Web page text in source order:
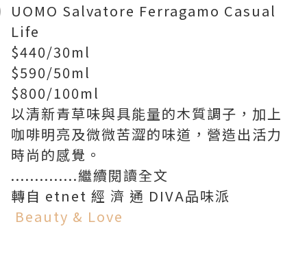
UOMO Salvatore Ferragamo Casual
Life
$440/30ml
$590/50ml
$800/100ml
以清新青草味與具能量的木質調子，加上
咖啡明亮及微微苦澀的味道，營造出活力
時尚的感覺。
..............繼續閱讀全文
轉自 etnet 經 濟 通 DIVA品味派
Beauty & Love